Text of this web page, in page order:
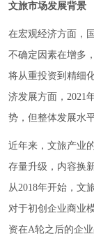
文旅市场发展背景
在宏观经济方面，
不确定因素在增多
将从重投资到精细
济发展方面，2021
势，但整体发展水
近年来，文旅产业
存量升级，内容换
从2018年开始，文
对于初创企业商业
资在A轮之后的企